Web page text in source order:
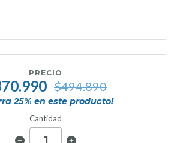
PRECIO
$494.890
25% en este producto!
Cantidad